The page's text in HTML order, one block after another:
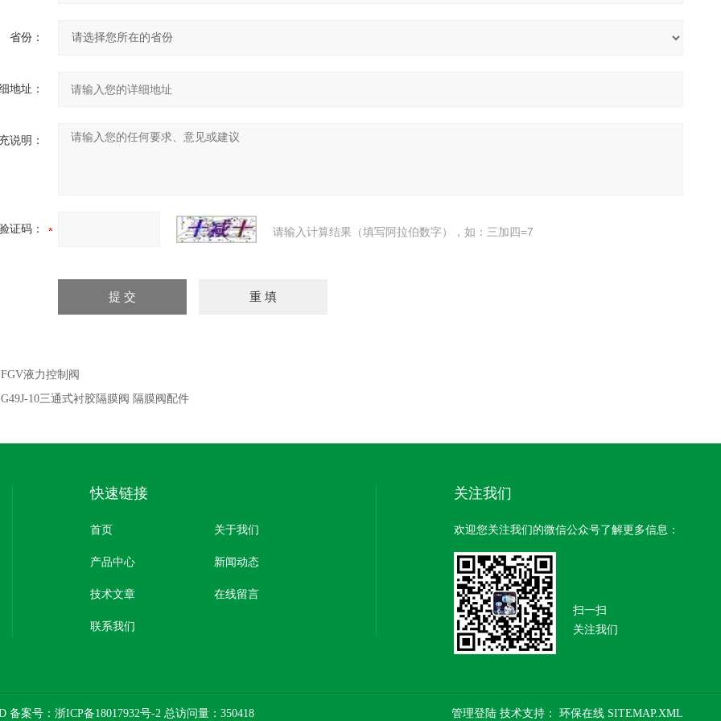
省份：
地址：
说明：
证码： 请输入计算结果（填写阿拉伯数字），如：三加四=7
FGV液力控制阀
G49J-10三通式衬胶隔膜阀 隔膜阀配件
快速链接
首页 关于我们
产品中心 新闻动态
技术文章 在线留言
联系我们
关注我们
欢迎您关注我们的微信公众号了解更多信息：
扫一扫
关注我们
备案号： 浙ICP备18017932号-2 总访问量：350418 管理登陆 技术支持： 环保在线 SITEMAP.XML